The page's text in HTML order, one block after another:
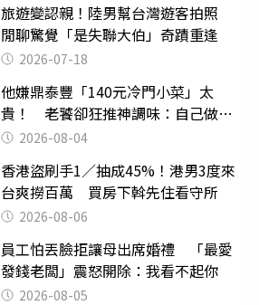
旅遊變認親！陸男幫台灣遊客拍照
閒聊驚覺「是失聯大伯」奇蹟重逢
2026-07-18
他嫌鼎泰豐「140元冷門小菜」太
貴！ 老饕卻狂推神調味：自己做不
出來2026-08-04
香港盜刷手1／抽成45%！港男3度來
台爽撈百萬 買房下斡先住看守所
2026-08-06
員工怕丟臉拒讓母出席婚禮 「最愛
發錢老闆」震怒開除：我看不起你
2026-08-05